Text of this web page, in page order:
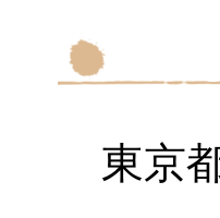
東京